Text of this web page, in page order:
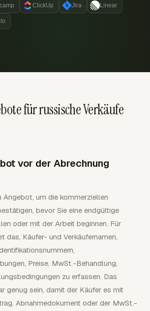
ClickUp Jira Linear
für russische Verkäufe
vor der Abrechnung
Angebot, um die kommerziellen
bevor Sie eine endgültige
oder mit der Arbeit beginnen. Für
das, Käufer- und Verkäufernamen,
Preise, MwSt.-Behandlung,
zu erfassen. Das
genug sein, damit der Käufer es mit
Abnahmedokument oder der MwSt.-